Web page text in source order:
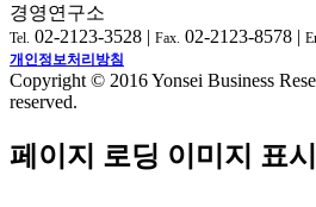
경영연구소
Tel. 02-2123-3528 | Fax. 02-2123-8578 |
개인정보처리방침
Copyright © 2016 Yonsei Business
reserved.
페이지 로딩 이미지 표시